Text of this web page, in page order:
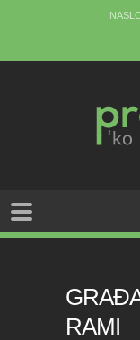
RAMI